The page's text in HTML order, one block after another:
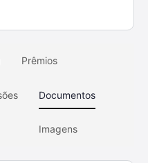
Prêmios
Documentos
Imagens